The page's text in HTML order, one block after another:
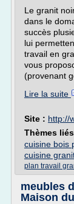
Le granit
dans le
succès
lui
travail en
vous
(provenant
Lire la suite
Site : http://
Thèmes
cuisine bois
cuisine
plan travail
meubles
Maison